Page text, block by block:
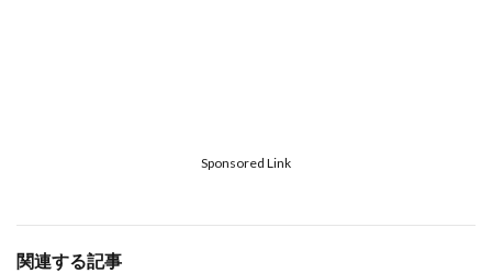
Sponsored Link
関連する記事